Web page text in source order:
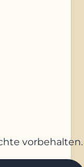
vorbehalten.